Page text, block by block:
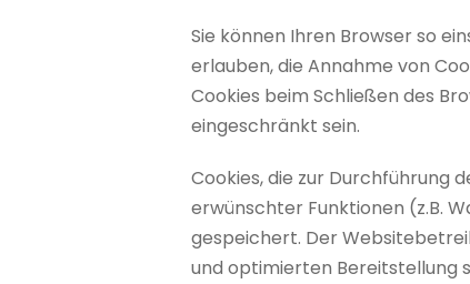
Sie können Ihren Browser so
erlauben, die Annahme von
Cookies beim Schließen des
eingeschränkt sein.
Cookies, die zur Durchführung
erwünschter Funktionen (z.B.
gespeichert. Der
und optimierten Bereitstellung